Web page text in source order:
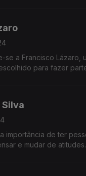
se a Francisco Lázaro,
para fazer
importância de ter
e mudar de